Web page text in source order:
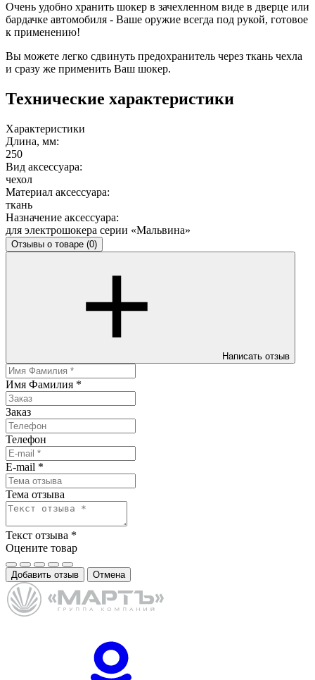
Очень удобно хранить шокер в зачехленном виде в дверце или
бардачке автомобиля - Ваше оружие всегда под рукой, готовое
к применению!
Вы можете легко сдвинуть предохранитель через ткань чехла
и сразу же применить Ваш шокер.
Технические характеристики
Характеристики
Длина, мм:
250
Вид аксессуара:
чехол
Материал аксессуара:
ткань
Назначение аксессуара:
для электрошокера серии «Мальвина»
Отзывы о товаре (0)
Написать отзыв
Имя Фамилия *
Заказ
Телефон
E-mail *
Тема отзыва
Текст отзыва *
Оцените товар
Добавить отзыв Отмена